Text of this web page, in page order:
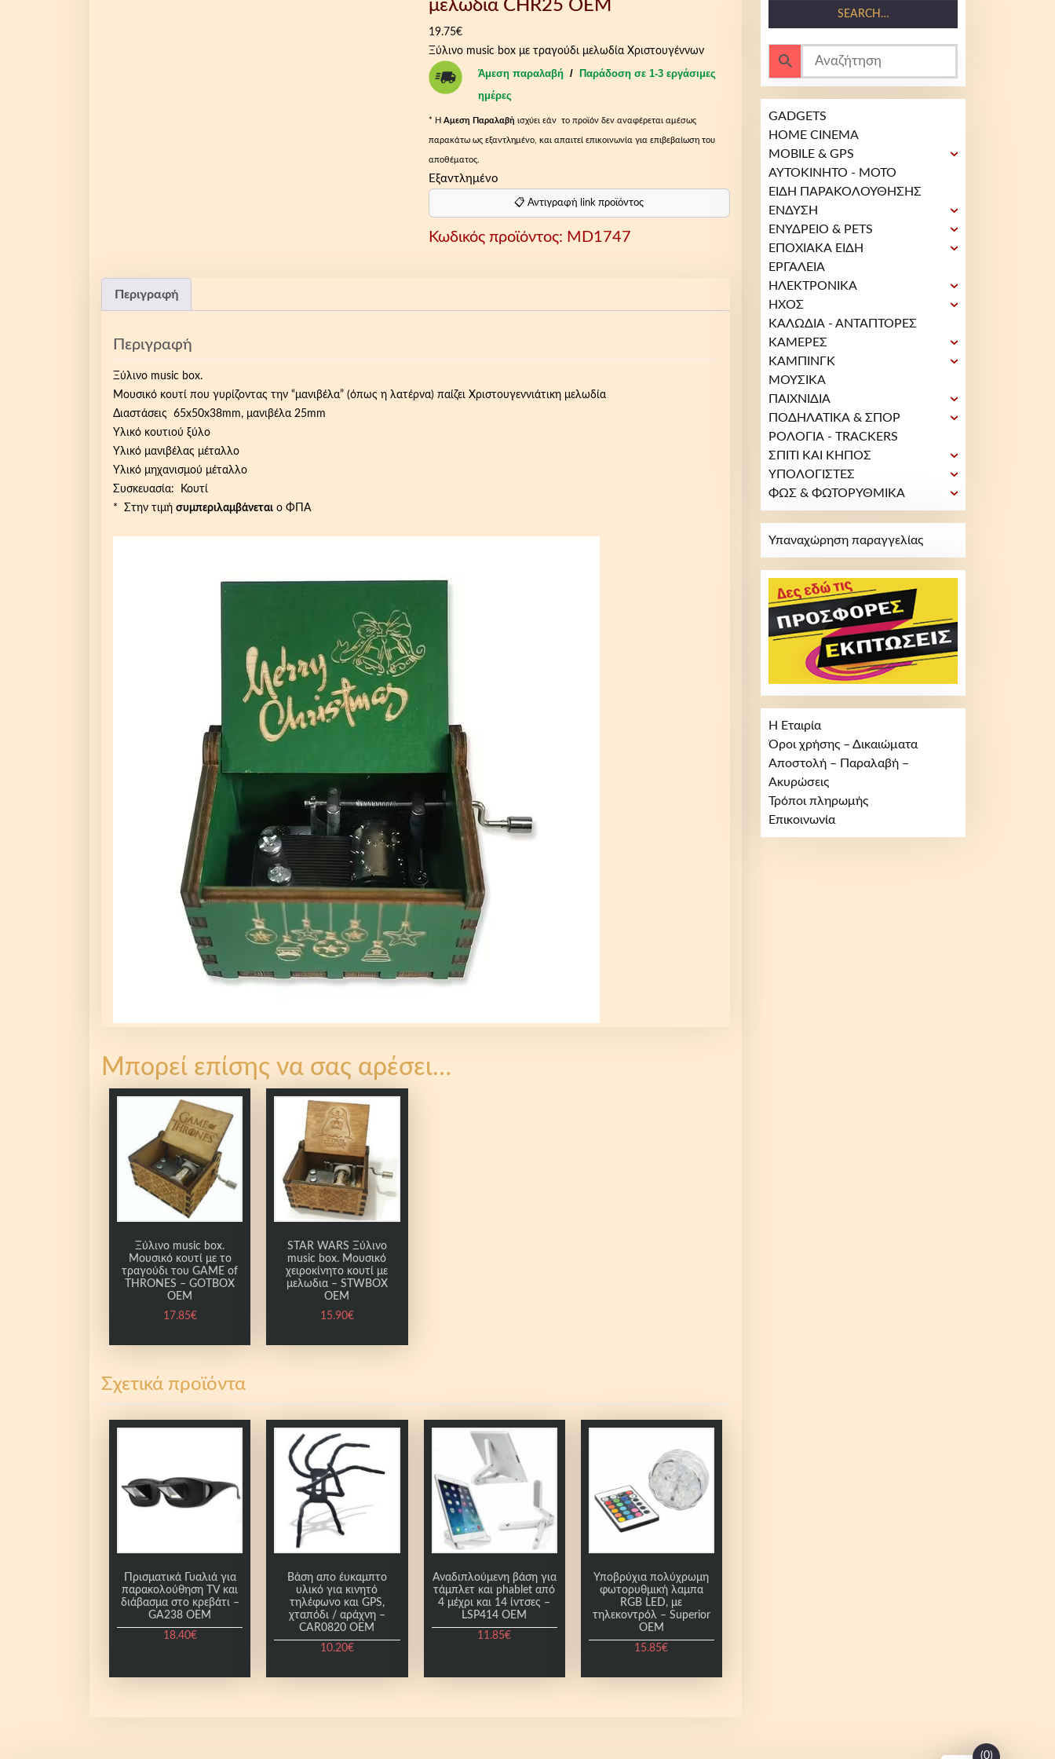
μελωδία CHR25 OEM
19.75€
Ξύλινο music box με τραγούδι μελωδία Χριστουγέννων
Άμεση παραλαβή /
Παράδοση σε 1-3 εργάσιμες
ημέρες
* Η Aμεση Παραλαβή ισχύει εάν το προϊόν δεν αναφέρεται αμέσως
παρακάτω ως εξαντλημένο, και απαιτεί επικοινωνία για επιβεβαίωση του
αποθέματος.
Εξαντλημένο
📋 Αντιγραφή link προϊόντος
Κωδικός προϊόντος: MD1747
Περιγραφή
Περιγραφή
Ξύλινο music box.
Μουσικό κουτί που γυρίζοντας την “μανιβέλα” (όπως η λατέρνα) παίζει Χριστουγεννιάτικη μελωδία
Διαστάσεις 65x50x38mm, μανιβέλα 25mm
Υλικό κουτιού ξύλο
Υλικό μανιβέλας μέταλλο
Υλικό μηχανισμού μέταλλο
Συσκευασία: Κουτί
* Στην τιμή συμπεριλαμβάνεται ο ΦΠΑ
Μπορεί επίσης να σας αρέσει…
Ξύλινο music box.
Μουσικό κουτί με το
τραγούδι του GΑΜΕ of
THRONES – GOTBOX
OEM
17.85€
STAR WARS Ξύλινο
music box. Μουσικό
χειροκίνητο κουτί με
μελωδια – STWBOX
OEM
15.90€
Σχετικά προϊόντα
Πρισματικά Γυαλιά για
παρακολούθηση TV και
διάβασμα στο κρεβάτι –
GA238 OEM
18.40€
Βάση απο έυκαμπτο
υλικό για κινητό
τηλέφωνο και GPS,
χταπόδι / αράχνη –
CAR0820 ΟΕΜ
10.20€
Αναδιπλούμενη βάση για
τάμπλετ και phablet από
4 μέχρι και 14 ίντσες –
LSP414 OEM
11.85€
Υποβρύχια πολύχρωμη
φωτορυθμική λαμπα
RGB LED, με
τηλεκοντρόλ – Superior
ΟΕΜ
15.85€
SEARCH…
GADGETS
HOME CINEMA
MOBILE & GPS
ΑΥΤΟΚΙΝΗΤΟ - ΜΟΤΟ
ΕΙΔΗ ΠΑΡΑΚΟΛΟΥΘΗΣΗΣ
ΕΝΔΥΣΗ
ΕΝΥΔΡΕΙΟ & PETS
ΕΠΟΧΙΑΚΑ ΕΙΔΗ
ΕΡΓΑΛΕΙΑ
ΗΛΕΚΤΡΟΝΙΚΑ
ΗΧΟΣ
ΚΑΛΩΔΙΑ - ΑΝΤΑΠΤΟΡΕΣ
ΚΑΜΕΡΕΣ
ΚΑΜΠΙΝΓΚ
ΜΟΥΣΙΚΑ
ΠΑΙΧΝΙΔΙΑ
ΠΟΔΗΛΑΤΙΚΑ & ΣΠΟΡ
ΡΟΛΟΓΙΑ - TRACKERS
ΣΠΙΤΙ ΚΑΙ ΚΗΠΟΣ
ΥΠΟΛΟΓΙΣΤΕΣ
ΦΩΣ & ΦΩΤΟΡΥΘΜΙΚΑ
Υπαναχώρηση παραγγελίας
Η Εταιρία
Όροι χρήσης – Δικαιώματα
Αποστολή – Παραλαβή –
Ακυρώσεις
Τρόποι πληρωμής
Επικοινωνία
(0)